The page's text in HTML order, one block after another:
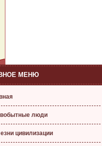
МЕНЮ
люди
цивилизации